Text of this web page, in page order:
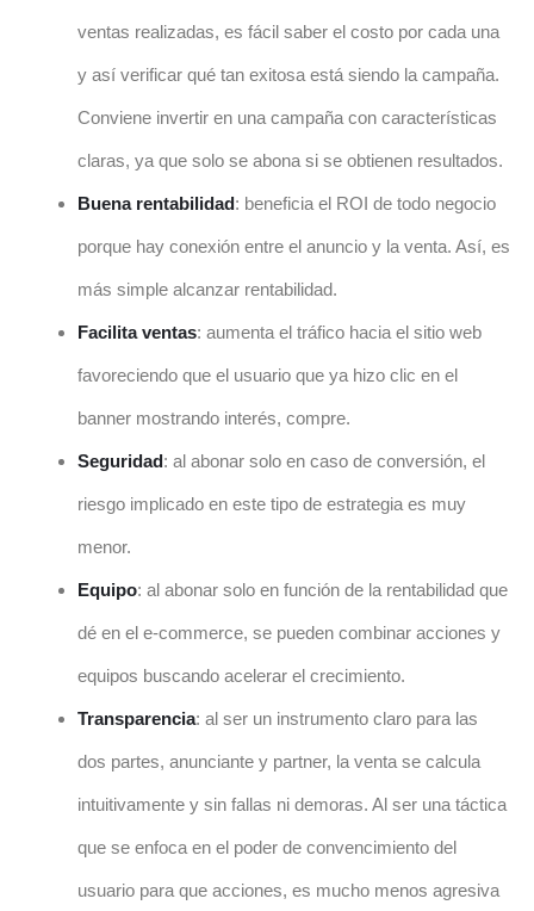
ventas realizadas, es fácil saber el costo por cada una
y así verificar qué tan exitosa está siendo la campaña.
Conviene invertir en una campaña con características
claras, ya que solo se abona si se obtienen resultados.
Buena rentabilidad: beneficia el ROI de todo negocio
porque hay conexión entre el anuncio y la venta. Así, es
más simple alcanzar rentabilidad.
Facilita ventas: aumenta el tráfico hacia el sitio web
favoreciendo que el usuario que ya hizo clic en el
banner mostrando interés, compre.
Seguridad: al abonar solo en caso de conversión, el
riesgo implicado en este tipo de estrategia es muy
menor.
Equipo: al abonar solo en función de la rentabilidad que
dé en el e-commerce, se pueden combinar acciones y
equipos buscando acelerar el crecimiento.
Transparencia: al ser un instrumento claro para las
dos partes, anunciante y partner, la venta se calcula
intuitivamente y sin fallas ni demoras. Al ser una táctica
que se enfoca en el poder de convencimiento del
usuario para que acciones, es mucho menos agresiva